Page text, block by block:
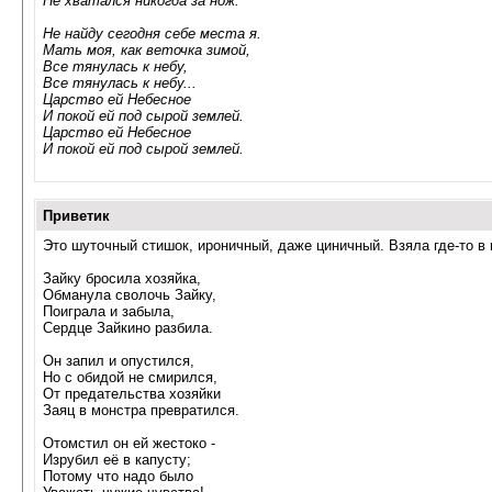
Не найду сегодня себе места я.
Мать моя, как веточка зимой,
Все тянулась к небу,
Все тянулась к небу...
Царство ей Небесное
И покой ей под сырой землей.
Царство ей Небесное
И покой ей под сырой землей.
Приветик
Это шуточный стишок, ироничный, даже циничный. Взяла где-то в
Зайку бросила хозяйка,
Обманула сволочь Зайку,
Поиграла и забыла,
Сердце Зайкино разбила.
Он запил и опустился,
Но с обидой не смирился,
От предательства хозяйки
Заяц в монстра превратился.
Отомстил он ей жестоко -
Изрубил её в капусту;
Потому что надо было